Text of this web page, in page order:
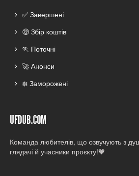
✅ Завершені
🤑 Збір коштів
🏃 Поточні
🚀 Анонси
❄️ Заморожені
UFDUB.COM
Команда любителів, що озвучують з
глядачі й учасники проєкту!🧡